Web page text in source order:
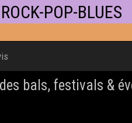
ROCK-POP-BLUES
bals, festivals &